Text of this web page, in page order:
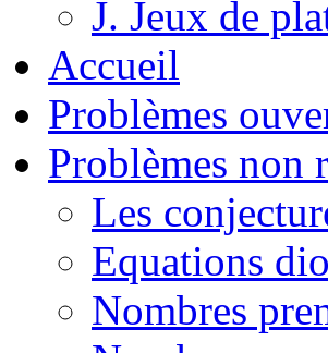
J. Jeux de
Accueil
Problèmes
Problèmes non
Les
Equations
Nombres